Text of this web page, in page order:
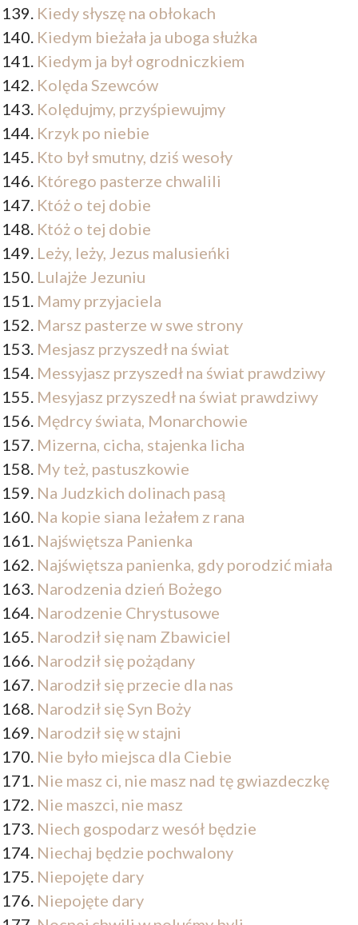
Kiedy słyszę na obłokach
Kiedym bieżała ja uboga służka
Kiedym ja był ogrodniczkiem
Kolęda Szewców
Kolędujmy, przyśpiewujmy
Krzyk po niebie
Kto był smutny, dziś wesoły
Którego pasterze chwalili
Któż o tej dobie
Któż o tej dobie
Leży, leży, Jezus malusieńki
Lulajże Jezuniu
Mamy przyjaciela
Marsz pasterze w swe strony
Mesjasz przyszedł na świat
Messyjasz przyszedł na świat prawdziwy
Mesyjasz przyszedł na świat prawdziwy
Mędrcy świata, Monarchowie
Mizerna, cicha, stajenka licha
My też, pastuszkowie
Na Judzkich dolinach pasą
Na kopie siana leżałem z rana
Najświętsza Panienka
Najświętsza panienka, gdy porodzić miała
Narodzenia dzień Bożego
Narodzenie Chrystusowe
Narodził się nam Zbawiciel
Narodził się pożądany
Narodził się przecie dla nas
Narodził się Syn Boży
Narodził się w stajni
Nie było miejsca dla Ciebie
Nie masz ci, nie masz nad tę gwiazdeczkę
Nie maszci, nie masz
Niech gospodarz wesół będzie
Niechaj będzie pochwalony
Niepojęte dary
Niepojęte dary